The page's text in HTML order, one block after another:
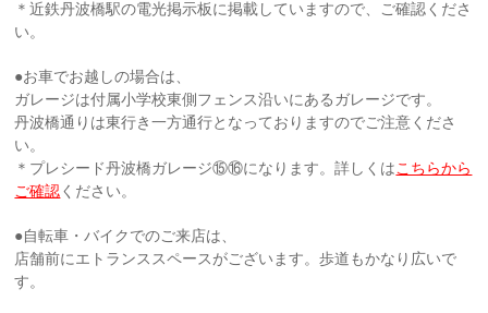
＊近鉄丹波橋駅の電光掲示板に掲載していますので、ご確認くださ
い。
●お車でお越しの場合は、
ガレージは付属小学校東側フェンス沿いにあるガレージです。
丹波橋通りは東行き一方通行となっておりますのでご注意くださ
い。
＊プレシード丹波橋ガレージ⑮⑯になります。詳しくはこちらから
ご確認ください。
●自転車・バイクでのご来店は、
店舗前にエトランススペースがございます。歩道もかなり広いで
す。